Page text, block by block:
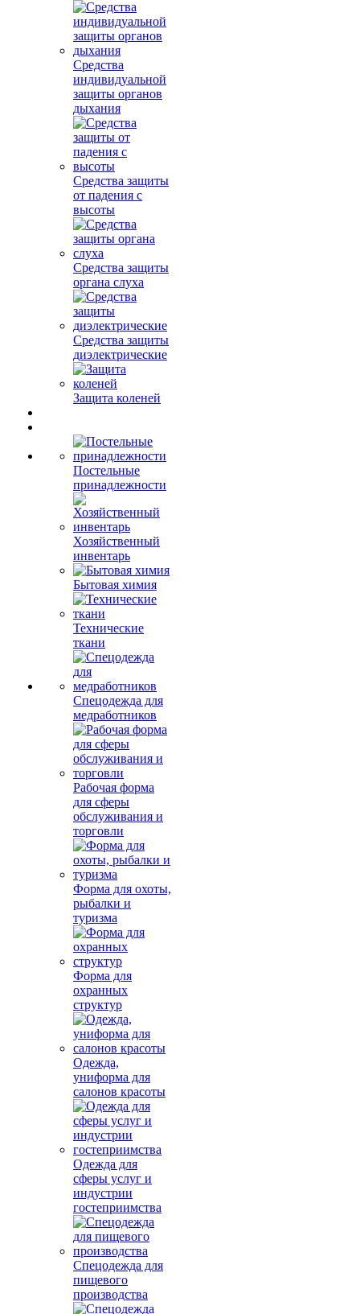
Средства
индивидуальной
защиты органов
дыхания
Средства защиты
от падения с
высоты
Средства защиты
органа слуха
Средства защиты
диэлектрические
Защита коленей
Постельные
принадлежности
Хозяйственный
инвентарь
Бытовая химия
Технические
ткани
Спецодежда для
медработников
Рабочая форма
для сферы
обслуживания и
торговли
Форма для охоты,
рыбалки и
туризма
Форма для
охранных
структур
Одежда,
униформа для
салонов красоты
Одежда для
сферы услуг и
индустрии
гостеприимства
Спецодежда для
пищевого
производства